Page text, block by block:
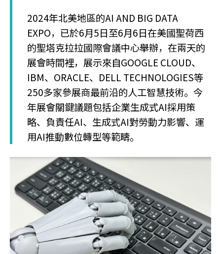
2024年北美地區的AI AND BIG DATA
EXPO，已於6月5日至6月6日在美國聖荷西
的聖塔克拉拉國際會議中心舉辦，在兩天的
展會時間裡，展示來自GOOGLE CLOUD、
IBM、ORACLE、DELL TECHNOLOGIES等
250多家參展商最前沿的人工智慧技術。今
年展會關鍵議題包括企業生成式AI採用策
略、負責任AI、生成式AI對勞動力影響、運
用AI推動數位轉型等範疇。